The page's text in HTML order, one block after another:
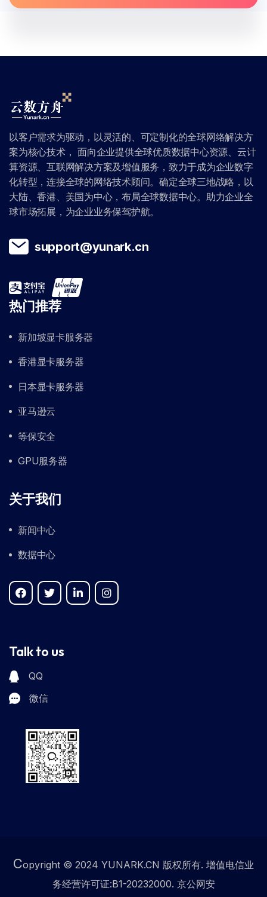
以客户需求为驱动，以灵活的、可定制化的全球网络解决方
案为核心技术， 面向企业提供全球优质数据中心资源、云计
算资源、互联网解决方案及增值服务，致力于成为企业数字
化转型，连接全球的网络技术顾问。确定全球三地战略，以
大陆、香港、美国为中心，布局全球数据中心。助力企业全
球市场拓展，为企业业务保驾护航。
support@yunark.cn
热门推荐
新加坡显卡服务器
香港显卡服务器
日本显卡服务器
亚马逊云
等保安全
GPU服务器
关于我们
新闻中心
数据中心
Talk to us
QQ
微信
Copyright © 2024 YUNARK.CN 版权所有. 增值电信业
务经营许可证:B1-20232000. 京公网安